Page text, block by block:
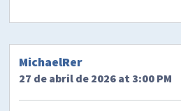
MichaelRer
27 de abril de 2026 at 3:00 PM